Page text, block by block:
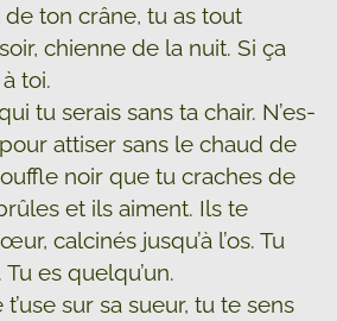
ton crâne, tu as tout
chienne de la nuit. Si ça
toi.
tu serais sans ta chair. N’es-
attiser sans le chaud de
noir que tu craches de
et ils aiment. Ils te
calcinés jusqu’à l’os. Tu
es quelqu’un.
sur sa sueur, tu te sens